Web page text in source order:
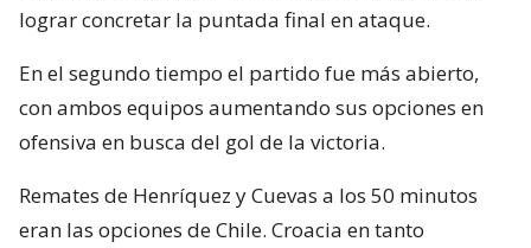
lograr concretar la puntada final en ataque.
En el segundo tiempo el partido fue más abierto,
con ambos equipos aumentando sus opciones en
ofensiva en busca del gol de la victoria.
Remates de Henríquez y Cuevas a los 50 minutos
eran las opciones de Chile. Croacia en tanto